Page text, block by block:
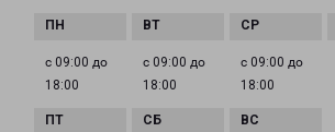
с 09:00 до
18:00
с 09:00 до
18:00
с 09:00 до
18:00